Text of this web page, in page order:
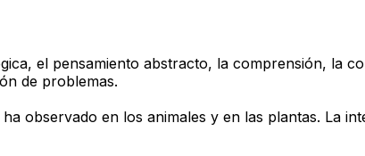
el pensamiento abstracto, la comprensión, la
de problemas.
observado en los animales y en las plantas. La